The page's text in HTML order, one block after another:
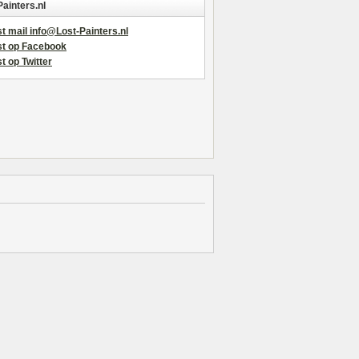
mail info@Lost-Painters.nl
op Facebook
op Twitter